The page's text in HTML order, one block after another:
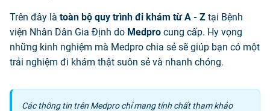
Trên đây là toàn bộ quy trình đi khám từ A - Z tại Bệnh
viện Nhân Dân Gia Định do Medpro cung cấp. Hy vọng
những kinh nghiệm mà Medpro chia sẻ sẽ giúp bạn có một
trải nghiệm đi khám thật suôn sẻ và nhanh chóng.
Các thông tin trên Medpro chỉ mang tính chất tham khảo